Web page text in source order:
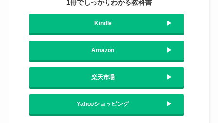
1冊でしっかりわかる教科書
Kindle
Amazon
楽天市場
Yahooショッピング